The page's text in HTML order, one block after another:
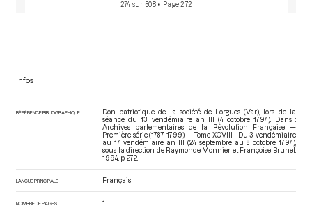
274 sur 508 • Page 272
Infos
RÉFÉRENCE BIBLIOGRAPHIQUE
Don patriotique de la société de Lorgues (Var), lors de la
séance du 13 vendémiaire an III (4 octobre 1794). Dans :
Archives parlementaires de la Révolution Française —
Première série (1787-1799) — Tome XCVIII - Du 3 vendémiaire
au 17 vendémiaire an III (24 septembre au 8 octobre 1794),
sous la direction de Raymonde Monnier et Françoise Brunel.
1994. p. 272.
LANGUE PRINCIPALE Français
NOMBRE DE PAGES 1